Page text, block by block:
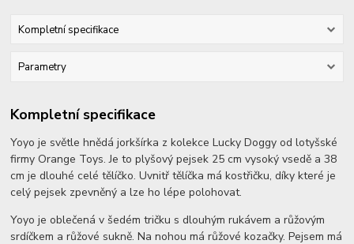
Kompletní specifikace
Parametry
Kompletní specifikace
Yoyo je světle hnědá jorkšírka z kolekce Lucky Doggy od lotyšské
firmy Orange Toys. Je to plyšový pejsek 25 cm vysoký vsedě a 38
cm je dlouhé celé tělíčko. Uvnitř tělíčka má kostřičku, díky které je
celý pejsek zpevněný a lze ho lépe polohovat.
Yoyo je oblečená v šedém tričku s dlouhým rukávem a růžovým
srdíčkem a růžové sukně. Na nohou má růžové kozačky. Pejsem má